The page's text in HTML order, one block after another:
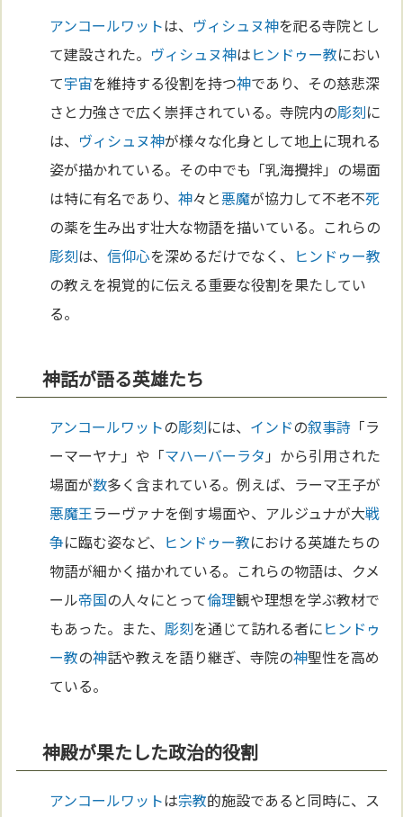
アンコールワットは、 ヴィシュヌ神を祀る寺院とし
て建設された。 ヴィシュヌ神はヒンドゥー教におい
て宇宙を維持する役割を持つ神であり、その慈悲深
さと力強さで広く崇拝されている。寺院内の彫刻に
は、 ヴィシュヌ神が様々な化身として地上に現れる
姿が描かれている。その中でも「乳海攪拌」の場面
は特に有名であり、神々と悪魔が協力して不老不死
の薬を生み出す壮大な物語を描いている。これらの
彫刻は、信仰心を深めるだけでなく、 ヒンドゥー教
の教えを視覚的に伝える重要な役割を果たしてい
る。
神話が語る英雄たち
アンコールワットの彫刻には、 インドの叙事詩 「ラ
ーマーヤナ」や「マハーバーラタ 」から引用された
場面が数多く含まれている。例えば、ラーマ王子が
悪魔王ラーヴァナを倒す場面や、アルジュナが大戦
争に臨む姿など、 ヒンドゥー教における英雄たちの
物語が細かく描かれている。これらの物語は、クメ
ール帝国の人々にとって倫理観や理想を学ぶ教材で
もあった。また、彫刻を通じて訪れる者にヒンドゥ
ー教の神話や教えを語り継ぎ、寺院の神聖性を高め
ている。
神殿が果たした政治的役割
アンコールワットは宗教的施設であると同時に、ス